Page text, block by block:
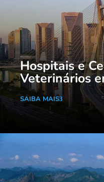
Hospitais e
Veterinários
SAIBA MAIS